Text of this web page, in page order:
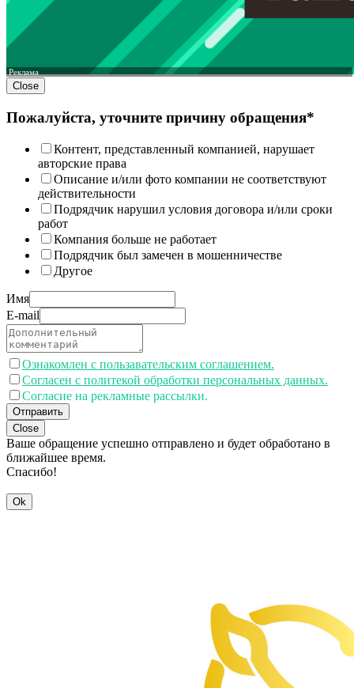
Реклама
Close
Пожалуйста, уточните причину обращения*
Контент, представленный компанией, нарушает
авторские права
Описание и/или фото компании не соответствуют
действительности
Подрядчик нарушил условия договора и/или сроки
работ
Компания больше не работает
Подрядчик был замечен в мошенничестве
Другое
Имя
E-mail
Ознакомлен с пользавательским соглашением.
Согласен с политекой обработки персональных данных.
Согласие на рекламные рассылки.
Отправить
Close
Ваше обращение успешно отправлено и будет обработано в
ближайшее время.
Спасибо!
Ok